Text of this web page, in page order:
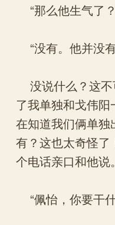
“那么他生气了
“没有。他并没
没说什么？这不
了我单独和戈伟
在知道我们俩单
有？这也太奇怪
个电话亲口和他说。
“佩怡，你要干